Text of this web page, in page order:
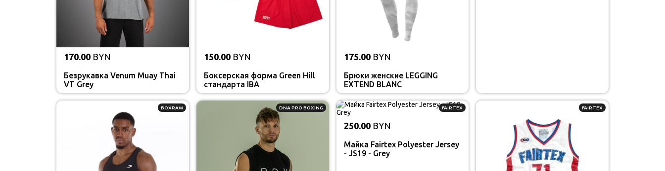
170.00 BYN
Безрукавка Venum Muay Thai
VT Grey
150.00 BYN
Боксерская форма Green Hill
стандарта IBA
175.00 BYN
Брюки женские LEGGING
EXTEND BLANC
BOXRAW DNA PRO BOXING FAIRTEX
250.00 BYN
Майка Fairtex Polyester Jersey
- JS19 - Grey
FAIRTEX